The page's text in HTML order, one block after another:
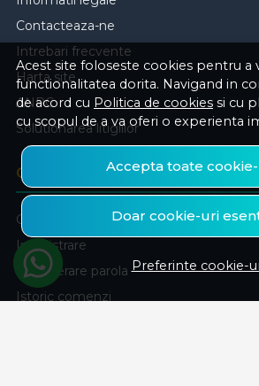
Acest site foloseste cookies pentru a
functionalitatea dorita. Navigand in
de acord cu Politica de cookies si cu
cu scopul de a va oferi o experienta
Accepta toate
Doar cookie-uri
Preferinte cookie-
Contacteaza-ne
Intrebari frecvente
Harta site
ANPC
Solutionarea litigiilor
CONT CLIENT
Contul meu
Inregistrare
Recuperare parola
Istoric comenzi